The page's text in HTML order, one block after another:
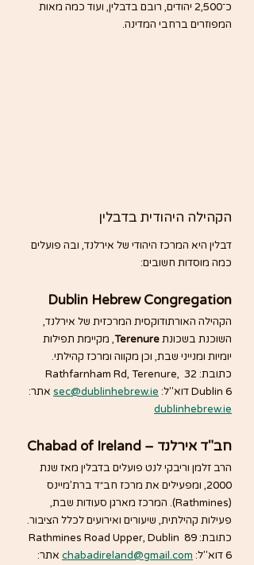
כ־2,500 יהודים, רובם בדבלין, ועוד כמה מאות
המפוזרים ברחבי המדינה.
הקהילה היהודית בדבלין
דבלין היא המרכז היהודי של אירלנד, ובה פועלים
כמה מוסדות חשובים:
Dublin Hebrew Congregation
הקהילה האורתודוקסית המרכזית של אירלנד,
השוכנת בשכונת Terenure, מקיימת תפילות
יומיות ומנייני שבת, וכן מקווה ומרכז קהילתי.
כתובת: 32 Rathfarnham Rd, Terenure,
Dublin 6 דוא"ל:
sec@dublinhebrew.ie אתר:
dublinhebrew.ie
חב"ד אירלנד – Chabad of Ireland
הרב זלמן וריבקי לנט פועלים בדבלין מאז שנת
2000, ומפעילים את מרכז חב״ד ברת’מיינס
(Rathmines). המרכז מארגן סעודות שבת,
פעילות קהילתית, שיעורים ואירועים לכלל הציבור.
כתובת: 89 Rathmines Road Upper, Dublin
6 דוא"ל:
chabadireland@gmail.com אתר: